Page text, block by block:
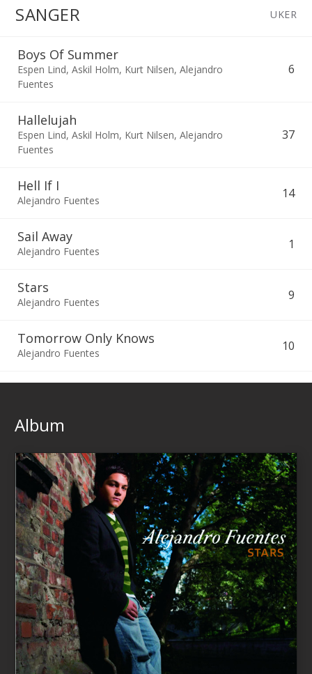
SANGER UKER
Boys Of Summer
Espen Lind, Askil Holm, Kurt Nilsen, Alejandro
Fuentes
6
Hallelujah
Espen Lind, Askil Holm, Kurt Nilsen, Alejandro
Fuentes
37
Hell If I
Alejandro Fuentes 14
Sail Away
Alejandro Fuentes 1
Stars
Alejandro Fuentes 9
Tomorrow Only Knows
Alejandro Fuentes 10
Album